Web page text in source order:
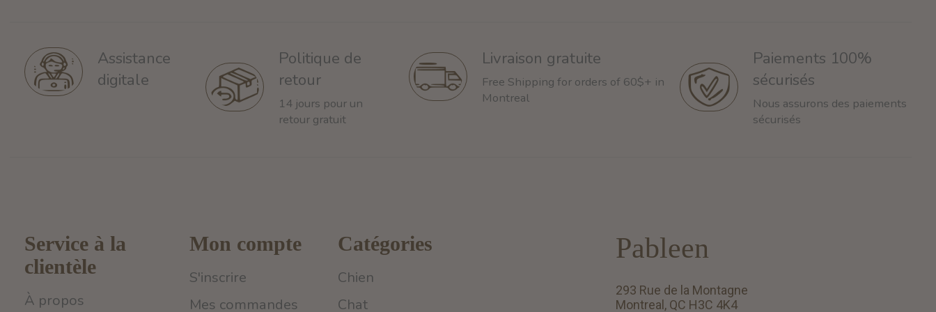
Assistance
digitale
Politique de
retour
14 jours pour un
retour gratuit
Livraison gratuite
Free Shipping for orders of 60$+ in
Montreal
Paiements 100%
sécurisés
Nous assurons des paiements
sécurisés
Service à la
clientèle
À propos
Mon compte
S'inscrire
Mes commandes
Catégories
Chien
Chat
Pableen
293 Rue de la Montagne
Montreal, QC H3C 4K4